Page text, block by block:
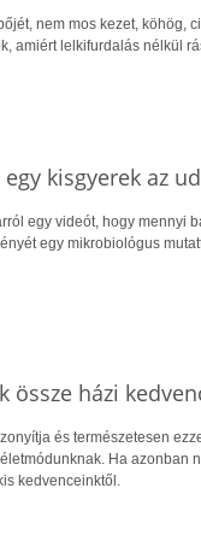
nem mos kezet,
amiért lelkifurdalás nélkül
kisgyerek az
egy videót, hogy mennyi
egy mikrobiológus
össze házi
és természetesen
Ha azonban
kedvenceinktől.